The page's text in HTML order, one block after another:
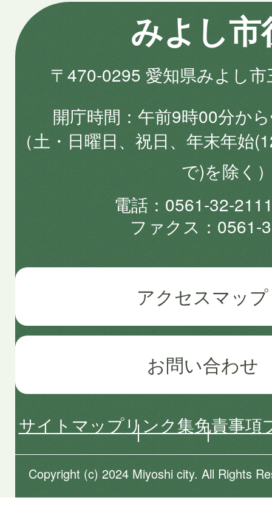
みよし市
〒470-0295 愛知県みよし
開庁時間
午前9時00分か
（土・日曜日、祝日、年末年始
で)を除く
電話
0561-32-
ファクス
0561-
アクセスマップ
お問い合わせ
サイトマップリンク集免責事項
Copyright (c) 2024 Miyoshi city. All Rights